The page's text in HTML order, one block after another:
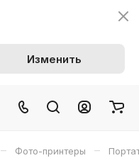
Изменить
– Фото-принтеры –